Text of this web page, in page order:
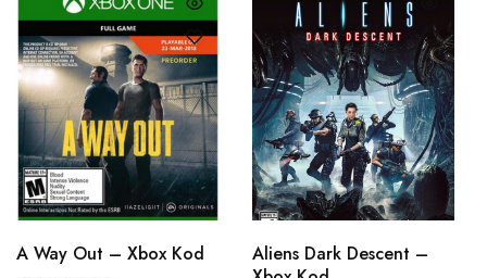
A Way Out – Xbox Kod
Aliens Dark Descent –